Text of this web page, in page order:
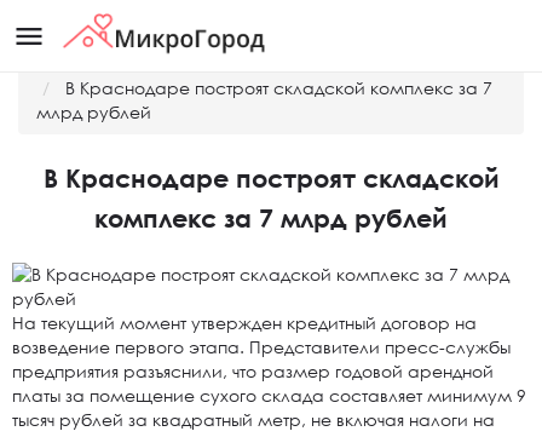
menu
В Краснодаре построят складской комплекс за 7
млрд рублей
В Краснодаре построят складской
комплекс за 7 млрд рублей
На текущий момент утвержден кредитный договор на
возведение первого этапа. Представители пресс-службы
предприятия разъяснили, что размер годовой арендной
платы за помещение сухого склада составляет минимум 9
тысяч рублей за квадратный метр, не включая налоги на